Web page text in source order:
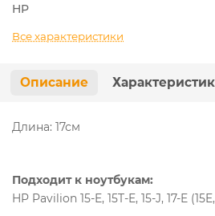
HP
Все характеристики
Описание
Длина: 17см
Подходит к ноутбукам:
HP Pavilion 15-E, 15T-E, 15-J, 17-E (15E,